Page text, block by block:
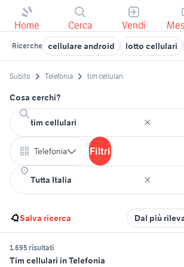
Home Cerca Vendi
Ricerche cellulare android lotto cellulari
Subito Telefonia tim cellulari
Cosa cerchi?
Telefonia Filtri
Salva ricerca Dal più
1.695 risultati
Tim cellulari in Telefonia